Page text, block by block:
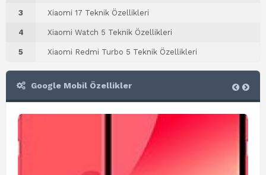
3 Xiaomi 17 Teknik Özellikleri
4 Xiaomi Watch 5 Teknik Özellikleri
5 Xiaomi Redmi Turbo 5 Teknik Özellikleri
Google Mobil Özellikler